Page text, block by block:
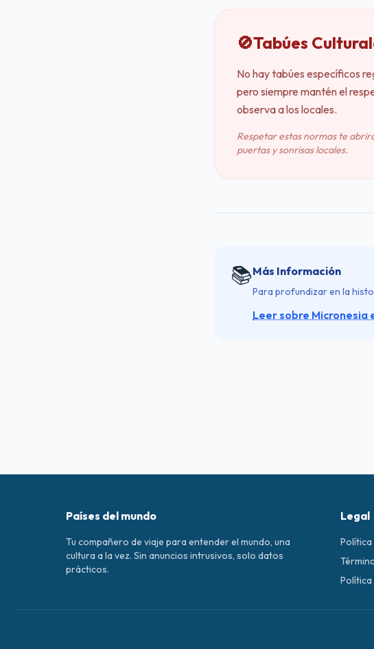
🚫Tabúes
No hay tabúes específicos
pero siempre mantén el
observa a los locales.
Respetar estas normas te
puertas y sonrisas locales.
📚Más Información
Para profundizar en la
Leer sobre Micronesia
Países del mundo
Tu compañero de viaje para entender el mundo, una
cultura a la vez. Sin anuncios intrusivos, solo datos
prácticos.
Legal
Política